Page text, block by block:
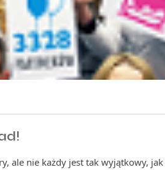
ale nie każdy jest tak wyjątkowy,